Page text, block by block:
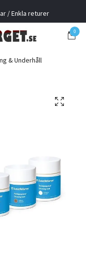
/ Enkla returer
0
& Underhåll